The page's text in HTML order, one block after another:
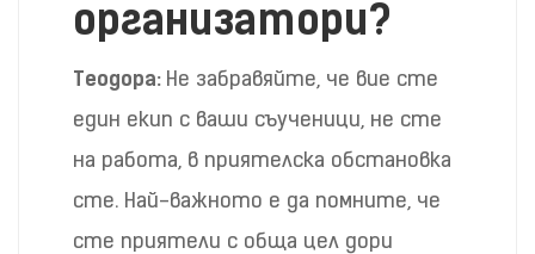
организатори?
Теодора: Не забравяйте, че вие сте
един екип с ваши съученици, не сте
на работа, в приятелска обстановка
сте. Най-важното е да помните, че
сте приятели с обща цел дори